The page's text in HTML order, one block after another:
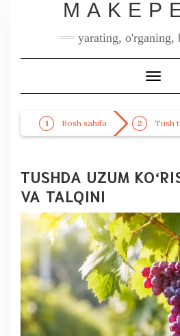
yarating,
Toggle
Bosh sahifa Tush
TUSHDA UZUM
VA TALQINI